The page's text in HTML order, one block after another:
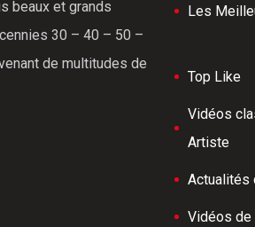
beaux et grands
30 – 40 – 50 –
de multitudes de
Les
Top Like
Vidéos
Artiste
Actualités
Vidéos de